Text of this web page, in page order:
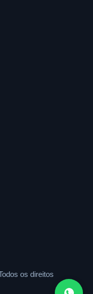
os direitos